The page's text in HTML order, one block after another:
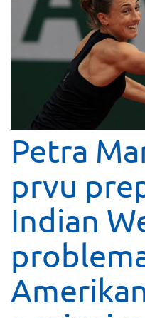
Petra
prvu
Indian